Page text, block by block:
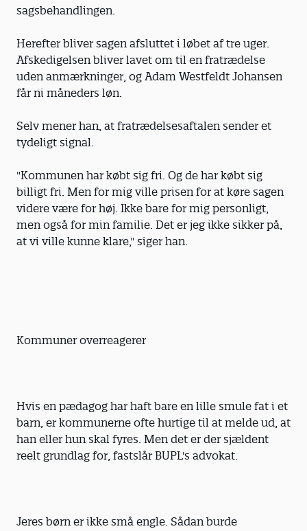
sagsbehandlingen.
Herefter bliver sagen afsluttet i løbet af tre uger.
Afskedigelsen bliver lavet om til en fratrædelse
uden anmærkninger, og Adam Westfeldt Johansen
får ni måneders løn.
Selv mener han, at fratrædelsesaftalen sender et
tydeligt signal.
"Kommunen har købt sig fri. Og de har købt sig
billigt fri. Men for mig ville prisen for at køre sagen
videre være for høj. Ikke bare for mig personligt,
men også for min familie. Det er jeg ikke sikker på,
at vi ville kunne klare," siger han.
Kommuner overreagerer
Hvis en pædagog har haft bare en lille smule fat i et
barn, er kommunerne ofte hurtige til at melde ud, at
han eller hun skal fyres. Men det er der sjældent
reelt grundlag for, fastslår BUPL's advokat.
Jeres børn er ikke små engle. Sådan burde